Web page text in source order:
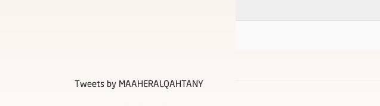
Tweets by MAAHERALQAHTANY